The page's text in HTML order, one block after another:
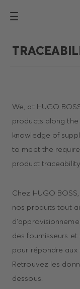
We, at HUGO
products along the
knowledge of
to meet the
product
Chez HUGO
nos produits tout
des fournisseurs
pour répondre aux
Retrouvez les
dessous.